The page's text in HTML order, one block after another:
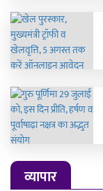
व्यापार